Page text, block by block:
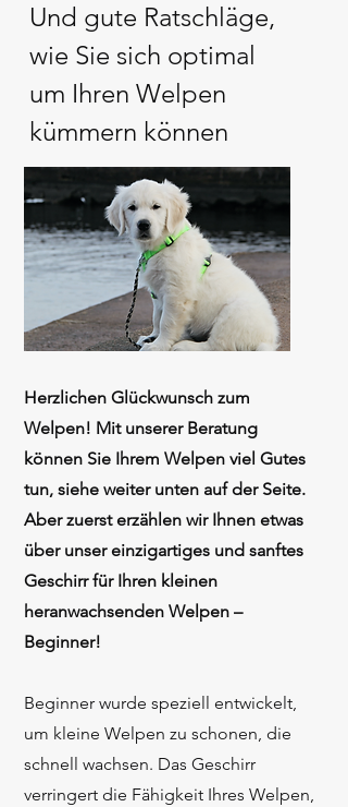
Und gute Ratschläge,
wie Sie sich optimal
um Ihren Welpen
kümmern können
Herzlichen Glückwunsch zum
Welpen! Mit unserer Beratung
können Sie Ihrem Welpen viel Gutes
tun, siehe weiter unten auf der Seite.
Aber zuerst erzählen wir Ihnen etwas
über unser einzigartiges und sanftes
Geschirr für Ihren kleinen
heranwachsenden Welpen –
Beginner!
Beginner wurde speziell entwickelt,
um kleine Welpen zu schonen, die
schnell wachsen. Das Geschirr
verringert die Fähigkeit Ihres Welpen,